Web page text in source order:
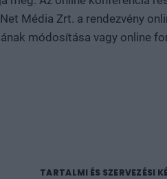
Média Zrt. a rendezvény
módosítása vagy
TARTALMI ÉS SZERVEZÉSI